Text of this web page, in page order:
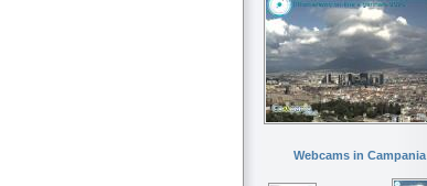
Webcams in Campania